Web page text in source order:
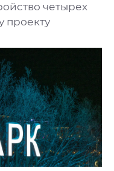
четырех
проекту